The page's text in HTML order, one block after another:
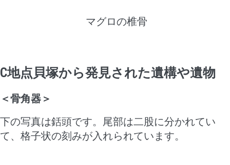
マグロの椎骨
C地点貝塚から発見された遺構や遺物
＜骨角器＞
下の写真は銛頭です。尾部は二股に分かれてい
て、格子状の刻みが入れられています。